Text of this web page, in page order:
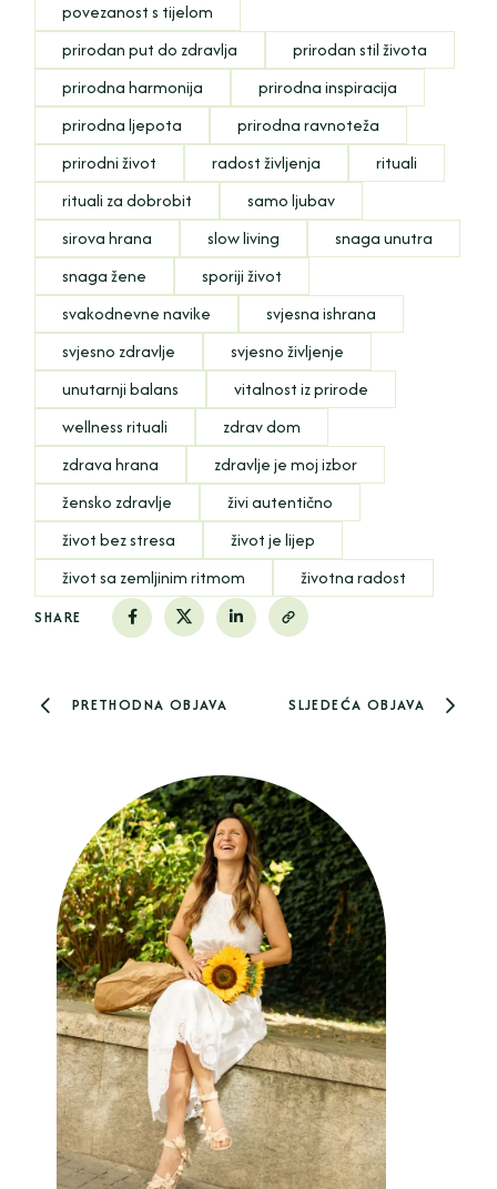
povezanost s tijelom
prirodan put do zdravlja
prirodan stil života
prirodna harmonija
prirodna inspiracija
prirodna ljepota
prirodna ravnoteža
prirodni život
radost življenja
rituali
rituali za dobrobit
samo ljubav
sirova hrana
slow living
snaga unutra
snaga žene
sporiji život
svakodnevne navike
svjesna ishrana
svjesno zdravlje
svjesno življenje
unutarnji balans
vitalnost iz prirode
wellness rituali
zdrav dom
zdrava hrana
zdravlje je moj izbor
žensko zdravlje
živi autentično
život bez stresa
život je lijep
život sa zemljinim ritmom
životna radost
SHARE
PRETHODNA OBJAVA SLJEDEĆA OBJAVA